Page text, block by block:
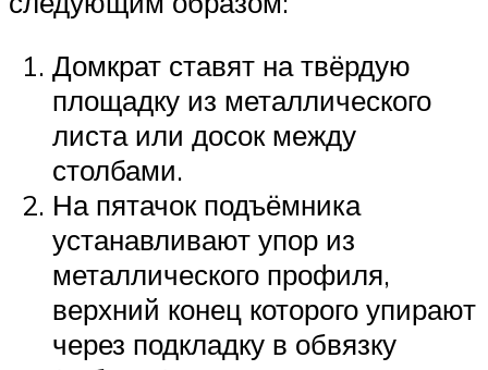
Домкрат ставят на твёрдую
площадку из металлического
листа или досок между
столбами.
На пятачок подъёмника
устанавливают упор из
металлического профиля,
верхний конец которого упирают
через подкладку в обвязку